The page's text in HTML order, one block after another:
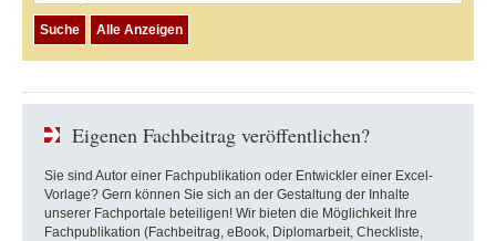
Eigenen Fachbeitrag veröffentlichen?
Sie sind Autor einer Fachpublikation oder Entwickler einer Excel-
Vorlage? Gern können Sie sich an der Gestaltung der Inhalte
unserer Fachportale beteiligen! Wir bieten die Möglichkeit Ihre
Fachpublikation (Fachbeitrag, eBook, Diplomarbeit, Checkliste,